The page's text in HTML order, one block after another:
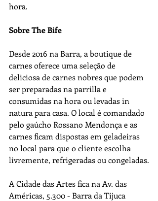
hora.
Sobre The Bife
Desde 2016 na Barra, a boutique de
carnes oferece uma seleção de
deliciosa de carnes nobres que podem
ser preparadas na parrilla e
consumidas na hora ou levadas in
natura para casa. O local é comandado
pelo gaúcho Rossano Mendonça e as
carnes ficam dispostas em geladeiras
no local para que o cliente escolha
livremente, refrigeradas ou congeladas.
A Cidade das Artes fica na Av. das
Américas, 5.300 - Barra da Tijuca